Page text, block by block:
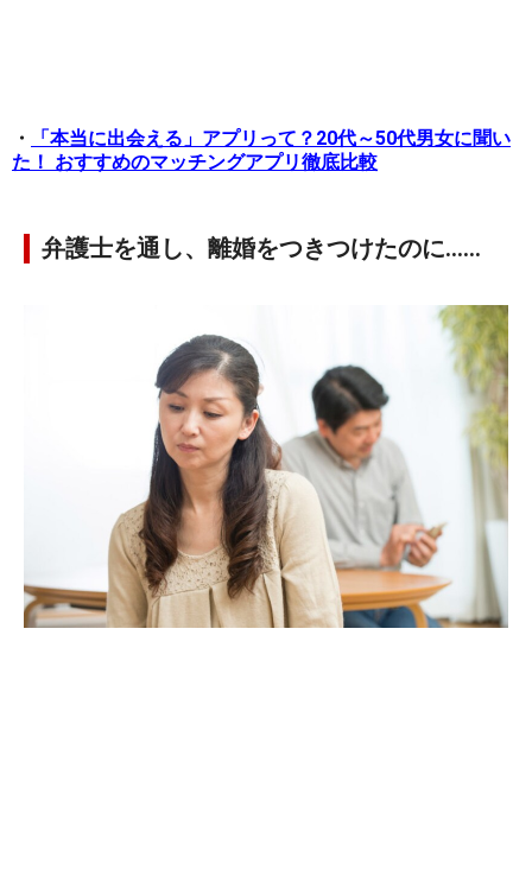
・
「本当に出会える」アプリって？20代～50代男女に聞い
た！ おすすめのマッチングアプリ徹底比較
弁護士を通し、離婚をつきつけたのに……